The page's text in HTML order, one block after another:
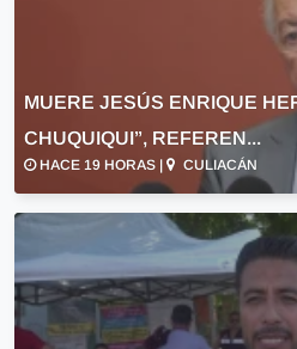
MUERE JESÚS ENRIQUE
CHUQUIQUI”, REFEREN...
HACE 19 HORAS | CULIACÁN